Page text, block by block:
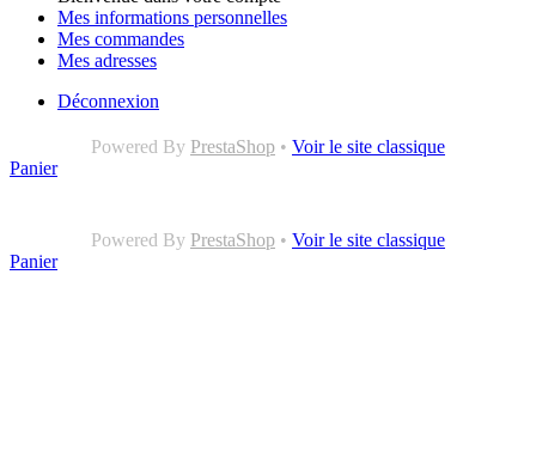
Mes informations personnelles
Mes commandes
Mes adresses
Déconnexion
Powered By PrestaShop • Voir le site classique
Panier
Powered By PrestaShop • Voir le site classique
Panier